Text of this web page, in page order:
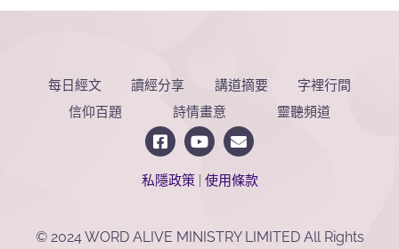
每日經文 讀經分享 講道摘要
字裡行間
信仰百題
詩情畫意 靈聽頻道
私隱政策| 使用條款
© 2024 WORD ALIVE MINISTRY LIMITED All Rights